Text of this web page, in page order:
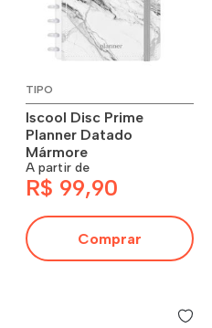
TIPO
Iscool Disc Prime
Planner Datado
Mármore
A partir de
R$ 99,90
Comprar